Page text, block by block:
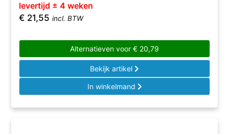
levertijd ± 4 weken
€ 21,55 incl. BTW
Alternatieven voor € 20,79
Bekijk artikel
In winkelmand